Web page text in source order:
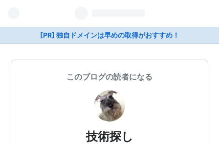
[PR] 独自ドメインは早めの取得がおすすめ！
このブログの読者になる
技術探し